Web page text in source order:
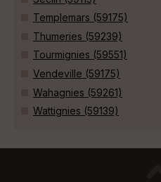
Templemars (59175)
Thumeries (59239)
Tourmignies (59551)
Vendeville (59175)
Wahagnies (59261)
Wattignies (59139)